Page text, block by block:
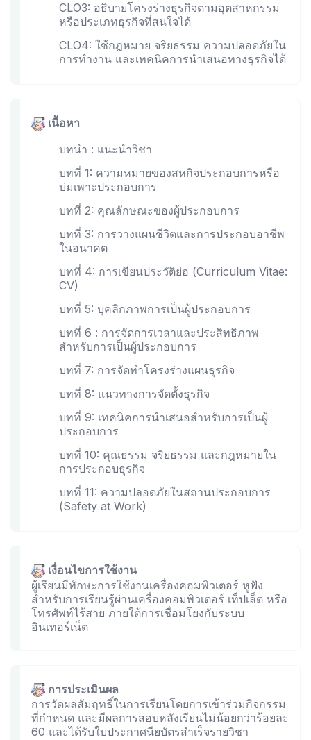
CLO3: อธิบายโครงร่างธุรกิจตามอุตสาหกรรม
หรือประเภทธุรกิจที่สนใจได้
CLO4: ใช้กฎหมาย จริยธรรม ความปลอดภัยใน
การทำงาน และเทคนิคการนำเสนอทางธุรกิจได้
เนื้อหา
บทนำ : แนะนำวิชา
บทที่ 1: ความหมายของสหกิจประกอบการหรือ
บ่มเพาะประกอบการ
บทที่ 2: คุณลักษณะของผู้ประกอบการ
บทที่ 3: การวางแผนชีวิตและการประกอบอาชีพ
ในอนาคต
บทที่ 4: การเขียนประวัติย่อ (Curriculum Vitae:
CV)
บทที่ 5: บุคลิกภาพการเป็นผู้ประกอบการ
บทที่ 6 : การจัดการเวลาและประสิทธิภาพ
สำหรับการเป็นผู้ประกอบการ
บทที่ 7: การจัดทำโครงร่างแผนธุรกิจ
บทที่ 8: แนวทางการจัดตั้งธุรกิจ
บทที่ 9: เทคนิคการนำเสนอสำหรับการเป็นผู้
ประกอบการ
บทที่ 10: คุณธรรม จริยธรรม และกฎหมายใน
การประกอบธุรกิจ
บทที่ 11: ความปลอดภัยในสถานประกอบการ
(Safety at Work)
เงื่อนไขการใช้งาน
ผู้เรียนมีทักษะการใช้งานเครื่องคอมพิวเตอร์ หูฟัง
สำหรับการเรียนรู้ผ่านเครื่องคอมพิวเตอร์ เท็ปเล็ต หรือ
โทรศัพท์ไร้สาย ภายใต้การเชื่อมโยงกับระบบ
อินเทอร์เน็ต
การประเมินผล
การวัดผลสัมฤทธิ์ในการเรียนโดยการเข้าร่วมกิจกรรม
ที่กำหนด และมีผลการสอบหลังเรียนไม่น้อยกว่าร้อยละ
60 และได้รับใบประกาศนียบัตรสำเร็จรายวิชา